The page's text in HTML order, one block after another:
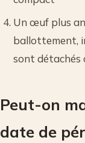
Un œuf plus
ballottement,
sont détachés
Peut-on
date de